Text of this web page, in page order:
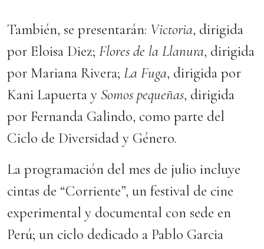
También, se presentarán: Victoria, dirigida
por Eloisa Diez; Flores de la Llanura, dirigida
por Mariana Rivera; La Fuga, dirigida por
Kani Lapuerta y Somos pequeñas, dirigida
por Fernanda Galindo, como parte del
Ciclo de Diversidad y Género.
La programación del mes de julio incluye
cintas de “Corriente”, un festival de cine
experimental y documental con sede en
Perú; un ciclo dedicado a Pablo Garcia